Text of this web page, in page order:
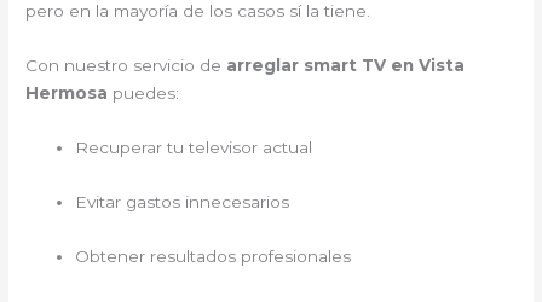
pero en la mayoría de los casos sí la tiene.
Con nuestro servicio de arreglar smart TV en Vista
Hermosa puedes:
Recuperar tu televisor actual
Evitar gastos innecesarios
Obtener resultados profesionales